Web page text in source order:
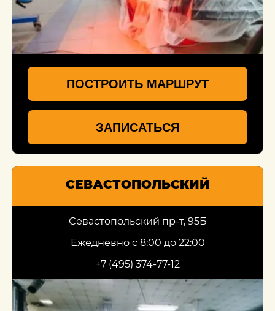
ПОСТРОИТЬ МАРШРУТ
ЗАПИСАТЬСЯ
СЕВАСТОПОЛЬСКИЙ
Севастопольский пр-т, 95Б
Ежедневно с 8:00 до 22:00
+7 (495) 374-77-12